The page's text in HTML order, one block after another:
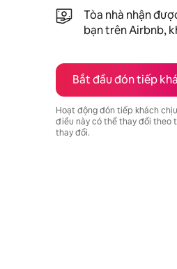
Tòa nhà nhận
bạn trên Airbnb,
Bắt đầu đón tiếp
Hoạt động đón tiếp khách
điều này có thể thay đổi theo
thay đổi.